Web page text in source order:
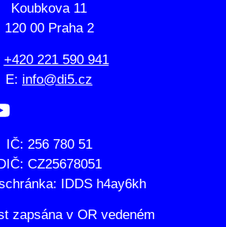
Koubkova 11
120 00 Praha 2
+420 221 590 941
E: info@di5.cz
IČ: 256 780 51
CZ25678051
IDDS h4ay6kh
zapsána v OR vedeném